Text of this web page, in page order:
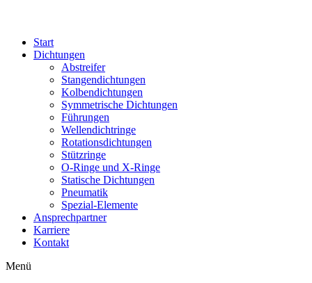
Start
Dichtungen
Abstreifer
Stangendichtungen
Kolbendichtungen
Symmetrische Dichtungen
Führungen
Wellendichtringe
Rotationsdichtungen
Stützringe
O-Ringe und X-Ringe
Statische Dichtungen
Pneumatik
Spezial-Elemente
Ansprechpartner
Karriere
Kontakt
Menü